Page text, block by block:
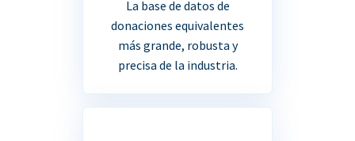
La base de datos de
donaciones equivalentes
más grande, robusta y
precisa de la industria.